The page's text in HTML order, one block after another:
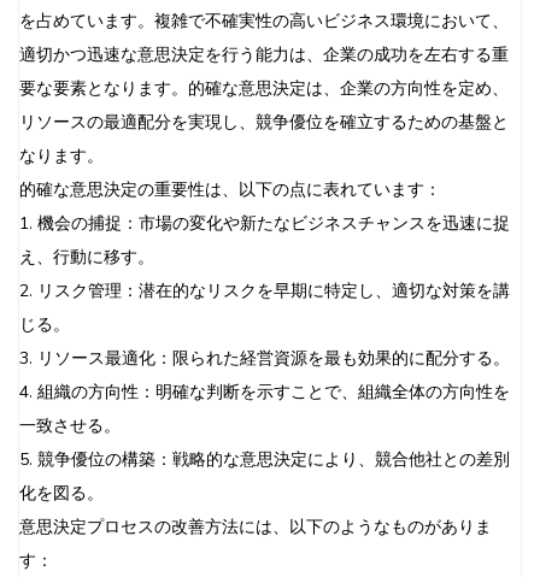
を占めています。複雑で不確実性の高いビジネス環境において、
適切かつ迅速な意思決定を行う能力は、企業の成功を左右する重
要な要素となります。的確な意思決定は、企業の方向性を定め、
リソースの最適配分を実現し、競争優位を確立するための基盤と
なります。
的確な意思決定の重要性は、以下の点に表れています：
1. 機会の捕捉：市場の変化や新たなビジネスチャンスを迅速に捉
え、行動に移す。
2. リスク管理：潜在的なリスクを早期に特定し、適切な対策を講
じる。
3. リソース最適化：限られた経営資源を最も効果的に配分する。
4. 組織の方向性：明確な判断を示すことで、組織全体の方向性を
一致させる。
5. 競争優位の構築：戦略的な意思決定により、競合他社との差別
化を図る。
意思決定プロセスの改善方法には、以下のようなものがありま
す：